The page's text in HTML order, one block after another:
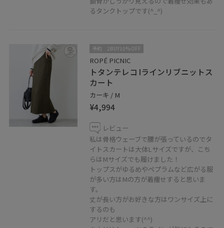
るタンクトップです(^_^)
予約 2BUY10%OFF
ROPÉ PICNIC
トタンテレコ Iラインリブニットス
カート
カーキ / M
¥4,994
レビュー
私は骨格ウェーブで腰が張っているのでタ
イトスカートは大体Lサイズですが、こち
らはMサイズでも履けました！
トップスがゆるめやペプラムなど広がる服
が多い方はMの方が着痩せすると思いま
す。
丈が長い方がお好きな方はワンサイズ上に
するのも
アリだと思います(^^)